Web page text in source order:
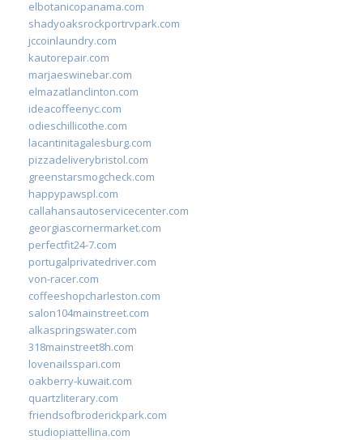
elbotanicopanama.com
shadyoaksrockportrvpark.com
jccoinlaundry.com
kautorepair.com
marjaeswinebar.com
elmazatlanclinton.com
ideacoffeenyc.com
odieschillicothe.com
lacantinitagalesburg.com
pizzadeliverybristol.com
greenstarsmogcheck.com
happypawspl.com
callahansautoservicecenter.com
georgiascornermarket.com
perfectfit24-7.com
portugalprivatedriver.com
von-racer.com
coffeeshopcharleston.com
salon104mainstreet.com
alkaspringswater.com
318mainstreet8h.com
lovenailsspari.com
oakberry-kuwait.com
quartzliterary.com
friendsofbroderickpark.com
studiopiattellina.com